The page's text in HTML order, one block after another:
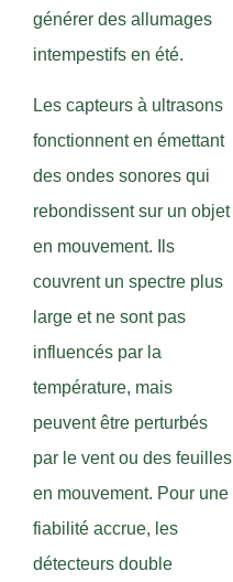
générer des allumages
intempestifs en été.
Les capteurs à ultrasons
fonctionnent en émettant
des ondes sonores qui
rebondissent sur un objet
en mouvement. Ils
couvrent un spectre plus
large et ne sont pas
influencés par la
température, mais
peuvent être perturbés
par le vent ou des feuilles
en mouvement. Pour une
fiabilité accrue, les
détecteurs double